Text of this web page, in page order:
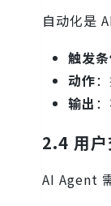
自动化是
触发
动作
输出
2.4 用
AI Agent